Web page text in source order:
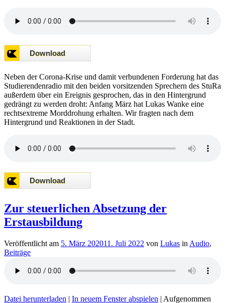
Neben der Corona-Krise und damit verbundenen Forderung hat das
Studierendenradio mit den beiden vorsitzenden Sprechern des StuRa
außerdem über ein Ereignis gesprochen, das in den Hintergrund
gedrängt zu werden droht: Anfang März hat Lukas Wanke eine
rechtsextreme Morddrohung erhalten. Wir fragten nach dem
Hintergrund und Reaktionen in der Stadt.
Zur steuerlichen Absetzung der
Erstausbildung
Veröffentlicht am 5. März 202011. Juli 2022 von Lukas in Audio,
Beiträge
Datei herunterladen | In neuem Fenster abspielen | Aufgenommen